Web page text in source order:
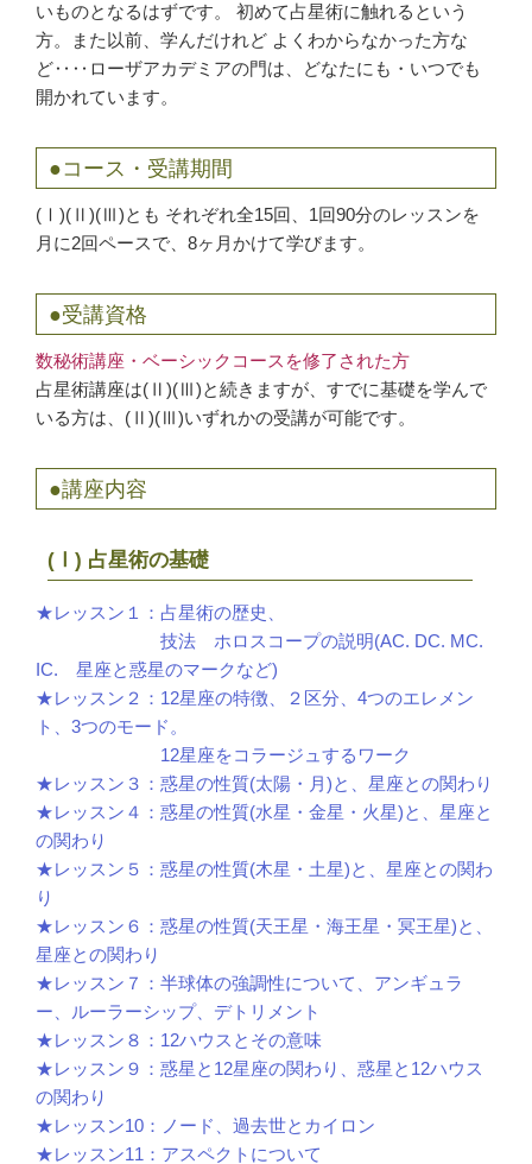
いものとなるはずです。 初めて占星術に触れるという
方。また以前、学んだけれど よくわからなかった方な
ど‥‥ローザアカデミアの門は、どなたにも・いつでも
開かれています。
●コース・受講期間
(Ⅰ)(Ⅱ)(Ⅲ)とも それぞれ全15回、1回90分のレッスンを
月に2回ペースで、8ヶ月かけて学びます。
●受講資格
数秘術講座・ベーシックコースを修了された方
占星術講座は(Ⅱ)(Ⅲ)と続きますが、すでに基礎を学んで
いる方は、(Ⅱ)(Ⅲ)いずれかの受講が可能です。
●講座内容
(Ⅰ) 占星術の基礎
★レッスン１：占星術の歴史、
技法 ホロスコープの説明(AC. DC. MC.
IC. 星座と惑星のマークなど)
★レッスン２：12星座の特徴、２区分、4つのエレメン
ト、3つのモード。
12星座をコラージュするワーク
★レッスン３：惑星の性質(太陽・月)と、星座との関わり
★レッスン４：惑星の性質(水星・金星・火星)と、星座と
の関わり
★レッスン５：惑星の性質(木星・土星)と、星座との関わ
り
★レッスン６：惑星の性質(天王星・海王星・冥王星)と、
星座との関わり
★レッスン７：半球体の強調性について、アンギュラ
ー、ルーラーシップ、デトリメント
★レッスン８：12ハウスとその意味
★レッスン９：惑星と12星座の関わり、惑星と12ハウス
の関わり
★レッスン10：ノード、過去世とカイロン
★レッスン11：アスペクトについて